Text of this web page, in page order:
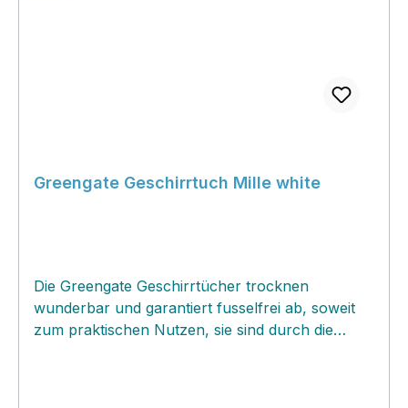
Greengate Geschirrtuch Mille white
Die Greengate Geschirrtücher trocknen
wunderbar und garantiert fusselfrei ab, soweit
zum praktischen Nutzen, sie sind durch die